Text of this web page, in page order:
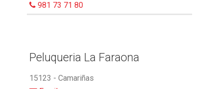
981 73 71 80
Peluqueria La Faraona
15123 - Camariñas